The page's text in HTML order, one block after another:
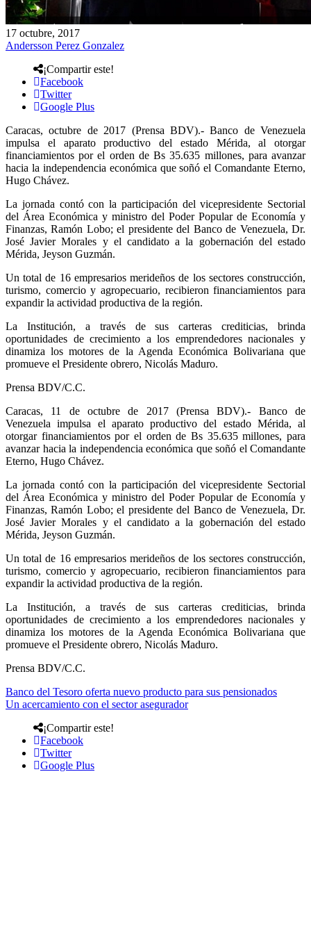
17 octubre, 2017
Andersson Perez Gonzalez
¡Compartir este!
Facebook
Twitter
Google Plus
Caracas, octubre de 2017 (Prensa BDV).- Banco de Venezuela
impulsa el aparato productivo del estado Mérida, al otorgar
financiamientos por el orden de Bs 35.635 millones, para avanzar
hacia la independencia económica que soñó el Comandante Eterno,
Hugo Chávez.
La jornada contó con la participación del vicepresidente Sectorial
del Área Económica y ministro del Poder Popular de Economía y
Finanzas, Ramón Lobo; el presidente del Banco de Venezuela, Dr.
José Javier Morales y el candidato a la gobernación del estado
Mérida, Jeyson Guzmán.
Un total de 16 empresarios merideños de los sectores construcción,
turismo, comercio y agropecuario, recibieron financiamientos para
expandir la actividad productiva de la región.
La Institución, a través de sus carteras crediticias, brinda
oportunidades de crecimiento a los emprendedores nacionales y
dinamiza los motores de la Agenda Económica Bolivariana que
promueve el Presidente obrero, Nicolás Maduro.
Prensa BDV/C.C.
Caracas, 11 de octubre de 2017 (Prensa BDV).- Banco de
Venezuela impulsa el aparato productivo del estado Mérida, al
otorgar financiamientos por el orden de Bs 35.635 millones, para
avanzar hacia la independencia económica que soñó el Comandante
Eterno, Hugo Chávez.
La jornada contó con la participación del vicepresidente Sectorial
del Área Económica y ministro del Poder Popular de Economía y
Finanzas, Ramón Lobo; el presidente del Banco de Venezuela, Dr.
José Javier Morales y el candidato a la gobernación del estado
Mérida, Jeyson Guzmán.
Un total de 16 empresarios merideños de los sectores construcción,
turismo, comercio y agropecuario, recibieron financiamientos para
expandir la actividad productiva de la región.
La Institución, a través de sus carteras crediticias, brinda
oportunidades de crecimiento a los emprendedores nacionales y
dinamiza los motores de la Agenda Económica Bolivariana que
promueve el Presidente obrero, Nicolás Maduro.
Prensa BDV/C.C.
Banco del Tesoro oferta nuevo producto para sus pensionados
Un acercamiento con el sector asegurador
¡Compartir este!
Facebook
Twitter
Google Plus